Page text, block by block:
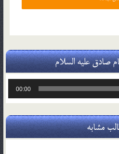
صادق علیه السلام
00:00
مشابه